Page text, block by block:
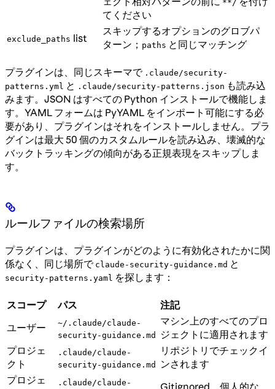
**/
てください
exclude_paths list
スキップするオプションのグロブパ
ターン； paths と同じマッチング
プラグインは、同じスキーマで .claude/security-
patterns.yml と .claude/security-patterns.json も読み込
みます。JSON はすべての Python インストールで機能しま
す。YAML フォームは PyYAML をインポート可能にする必
要があり、プラグインはそれをインストールしません。プラ
グインは最大 50 個のカスタムルールを読み込み、壊滅的な
バックトラッキングの傾向がある正規表現をスキップしま
す。
ルールファイルの検索場所
プラグインは、プラグインがどのように有効化されたかに関
係なく、同じ場所で claude-security-guidance.md と
security-patterns.yaml を探します：
スコープ パス
注記
ユーザー
~/.claude/claude-
security-guidance.md
マシン上のすべてのプロ
ジェクトに適用されます
プロジェ
クト
.claude/claude-
security-guidance.md
リポジトリでチェックイ
ンされます
プロジェ
.claude/claude- Gitignored、個人的な